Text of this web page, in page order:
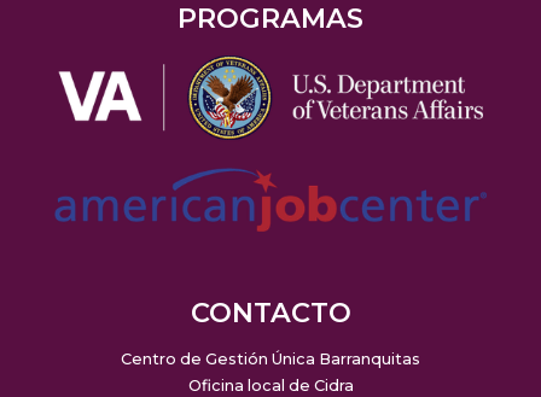
PROGRAMAS
CONTACTO
Centro de Gestión Única Barranquitas
Oficina local de Cidra